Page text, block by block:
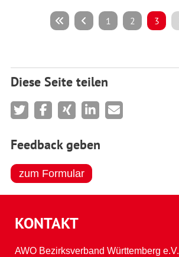
1 2 3
Diese Seite teilen
Feedback geben
zum Formular
KONTAKT
AWO Bezirksverband Württemberg e.V.